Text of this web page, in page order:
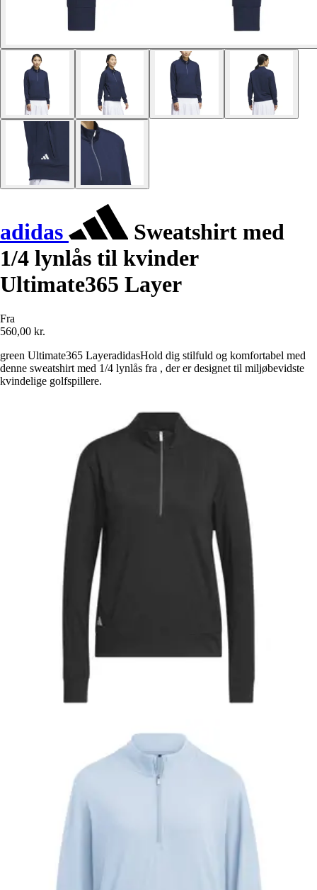
adidas
Sweatshirt med
1/4 lynlås til kvinder
Ultimate365 Layer
Fra
560,00 kr.
green Ultimate365 LayeradidasHold dig stilfuld og komfortabel med
denne sweatshirt med 1/4 lynlås fra , der er designet til miljøbevidste
kvindelige golfspillere.